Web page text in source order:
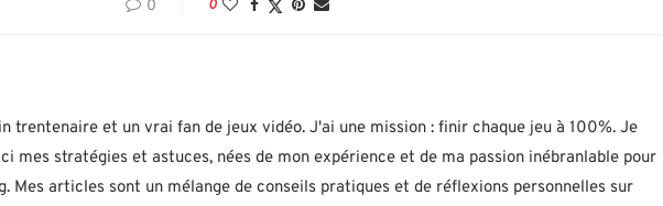
0 0
trentenaire et un vrai fan de jeux vidéo. J'ai une mission : finir chaque jeu à 100%. Je
mes stratégies et astuces, nées de mon expérience et de ma passion inébranlable pour
Mes articles sont un mélange de conseils pratiques et de réflexions personnelles sur